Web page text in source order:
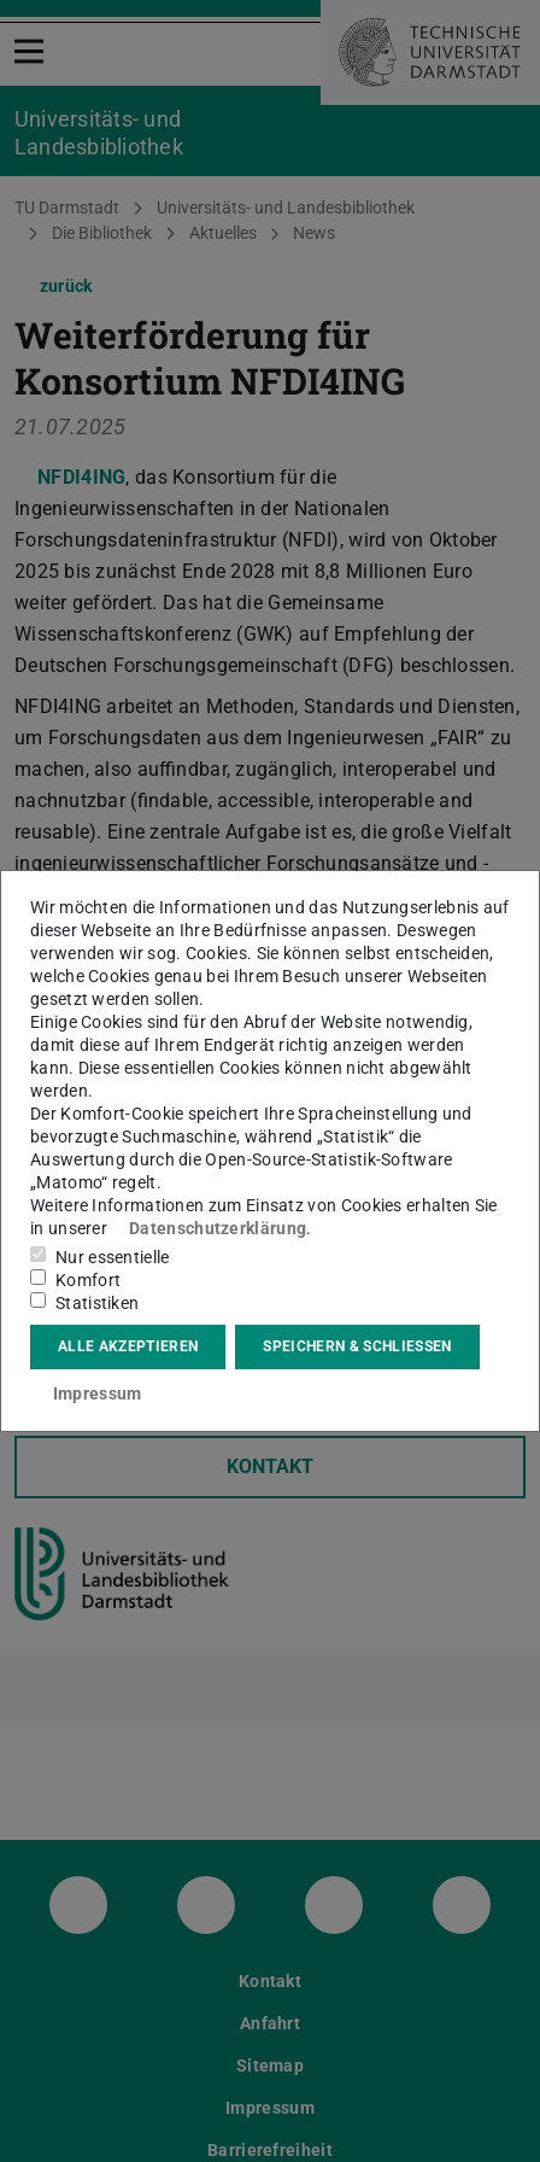
Menü öffnen
Universitäts- und
Landesbibliothek
Sie befinden sich hier:
TU Darmstadt
Universitäts- und Landesbibliothek
Die Bibliothek
Aktuelles News
zurück
Weiterförderung für
Konsortium NFDI4ING
21.07.2025
NFDI4ING, das Konsortium für die
Ingenieurwissenschaften in der Nationalen
Forschungsdateninfrastruktur (NFDI), wird von Oktober
2025 bis zunächst Ende 2028 mit 8,8 Millionen Euro
weiter gefördert. Das hat die Gemeinsame
Wissenschaftskonferenz (GWK) auf Empfehlung der
Deutschen Forschungsgemeinschaft (DFG) beschlossen.
NFDI4ING arbeitet an Methoden, Standards und Diensten,
um Forschungsdaten aus dem Ingenieurwesen „FAIR“ zu
machen, also auffindbar, zugänglich, interoperabel und
nachnutzbar (findable, accessible, interoperable and
reusable). Eine zentrale Aufgabe ist es, die große Vielfalt
ingenieurwissenschaftlicher Forschungsansätze und -
methoden in einer begrenzten Anzahl gemeinsamer
Standards und Herangehensweisen an
Forschungsdatenmanagement zu konsolidieren. Ein
hoher Anteil an Drittmittelprojekten und die Nähe zur
Industrie stellen dabei besondere Herausforderungen an
das ingenieurwissenschaftliche
Forschungsdatenmanagement.
Die TU Darmstadt ist eine von 13 Universitäten und
Forschungseinrichtungen, die antragstellend an NFDI4ING
beteiligt sind. An der ULB ist eine Hälfte der
Geschäftsstelle des Konsortiums angesiedelt, zudem
arbeitet die ULB in der 2. Förderperiode an den Themen
semantische Metadaten und KI-basierte Unterstützung für
das Forschungsdatenmanagement.
Weitere Informationen:
Aktuelles TU Darmstadt
KONTAKT
ULB Bluesky ULB FacebookULB InstagramULB
Kontakt
Anfahrt
Sitemap
Impressum
Barrierefreiheit
Wir möchten die Informationen und das Nutzungserlebnis auf
dieser Webseite an Ihre Bedürfnisse anpassen. Deswegen
verwenden wir sog. Cookies. Sie können selbst entscheiden,
welche Cookies genau bei Ihrem Besuch unserer Webseiten
gesetzt werden sollen.
Einige Cookies sind für den Abruf der Website notwendig,
damit diese auf Ihrem Endgerät richtig anzeigen werden
kann. Diese essentiellen Cookies können nicht abgewählt
werden.
Der Komfort-Cookie speichert Ihre Spracheinstellung und
bevorzugte Suchmaschine, während „Statistik“ die
Auswertung durch die Open-Source-Statistik-Software
„Matomo“ regelt.
Weitere Informationen zum Einsatz von Cookies erhalten Sie
in unserer
Datenschutzerklärung.
Nur essentielle
Komfort
Statistiken
ALLE AKZEPTIEREN SPEICHERN & SCHLIESSEN
Impressum